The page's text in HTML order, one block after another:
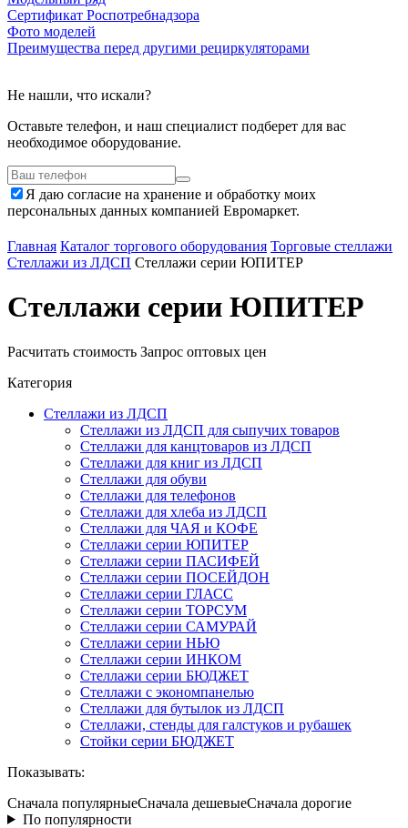
Сертификат Роспотребнадзора
Фото моделей
Преимущества перед другими рециркуляторами
Не нашли, что искали?
Оставьте телефон, и наш специалист подберет для вас
необходимое оборудование.
Я даю согласие на хранение и обработку моих
персональных данных компанией Евромаркет.
Главная Каталог торгового оборудования Торговые стеллажи
Стеллажи из ЛДСП Стеллажи серии ЮПИТЕР
Стеллажи серии ЮПИТЕР
Расчитать стоимость Запрос оптовых цен
Категория
Стеллажи из ЛДСП
Стеллажи из ЛДСП для сыпучих товаров
Стеллажи для канцтоваров из ЛДСП
Стеллажи для книг из ЛДСП
Стеллажи для обуви
Стеллажи для телефонов
Стеллажи для хлеба из ЛДСП
Стеллажи для ЧАЯ и КОФЕ
Стеллажи серии ЮПИТЕР
Стеллажи серии ПАСИФЕЙ
Стеллажи серии ПОСЕЙДОН
Стеллажи серии ГЛАСС
Стеллажи серии ТОРСУМ
Стеллажи серии САМУРАЙ
Стеллажи серии НЬЮ
Стеллажи серии ИНКОМ
Стеллажи серии БЮДЖЕТ
Стеллажи с экономпанелью
Стеллажи для бутылок из ЛДСП
Стеллажи, стенды для галстуков и рубашек
Стойки серии БЮДЖЕТ
Показывать:
Сначала популярныеСначала дешевыеСначала дорогие
По популярности